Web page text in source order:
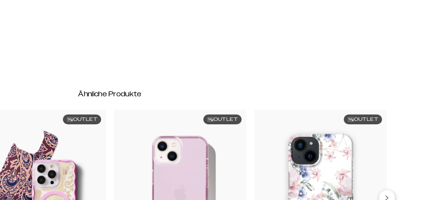
Ähnliche Produkte
OUTLET OUTLET OUTLET